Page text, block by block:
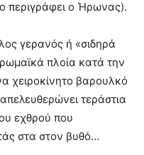
περιγράφει ο Ήρωνας).
γερανός ή «σιδηρά
πλοία κατά την
χειροκίνητο βαρουλκό
τεράστια
εχθρού που
στα στον βυθό…